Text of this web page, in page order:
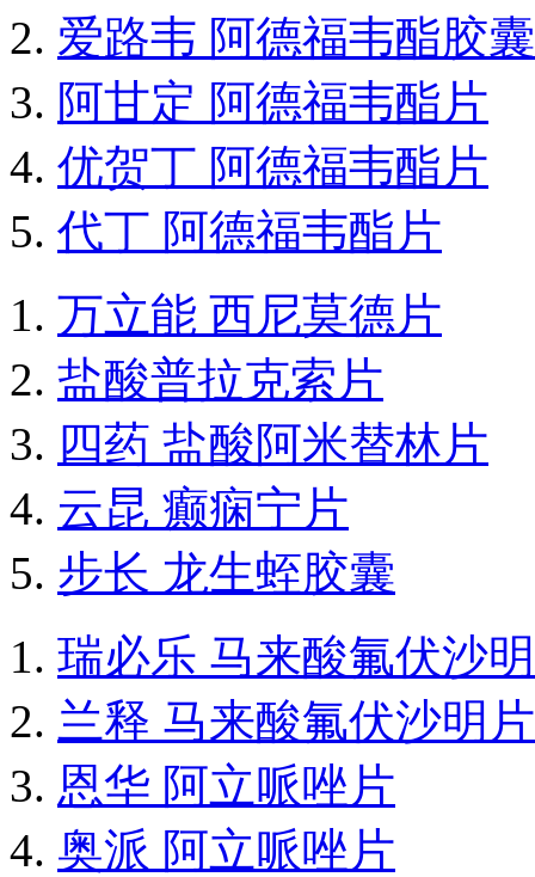
爱路韦 阿德福韦酯胶囊
阿甘定 阿德福韦酯片
优贺丁 阿德福韦酯片
代丁 阿德福韦酯片
万立能 西尼莫德片
盐酸普拉克索片
四药 盐酸阿米替林片
云昆 癫痫宁片
步长 龙生蛭胶囊
瑞必乐 马来酸氟伏沙
兰释 马来酸氟伏沙明片
恩华 阿立哌唑片
奥派 阿立哌唑片